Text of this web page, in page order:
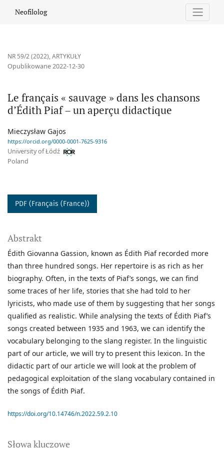
Le français « sauvage » dans les chansons d’Édith Piaf – un
Neofilolog
NR 59/2 (2022),ARTYKUŁY
Le français « sauvage » dans les chansons
d’Édith Piaf – un aperçu didactique
Opublikowane 2022-12-30
Mieczysław Gajos
https://orcid.org/0000-0001-7625-9316
University of Łódź
Poland
PDF (Français (France))
Słowa kluczowe
Abstrakt
Édith Giovanna Gassion, known as Édith Piaf recorded more
than three hundred songs. Her repertoire is as rich as her
biography. Often, in the texts of Piaf’s songs, we can find
some traces of her life, stories that she had told to her
lyricists, who made use of them by suggesting that her songs
qualified as realistic. While analysing the texts of Édith Piaf’s
songs created between 1935 and 1963, we can identify the
vocabulary belonging to the slang register. In the linguistic
part of our article, we will try to present this lexicon. In the
didactic part of our article we will look at the problem of
pedagogical exploitation of the slang vocabulary contained in
the songs of Édith Piaf.
https://doi.org/10.14746/n.2022.59.2.10